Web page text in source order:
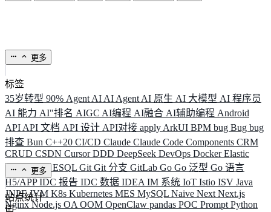
更多
标签
35岁转型 90% Agent AI AI Agent AI 原生 AI 大模型 AI 程序员
AI 能力 AI"排名 AIGC AI编程 AI融合 AI辅助编程 Android
API API 文档 API 设计 API对接 apply ArkUI BPM bug Bug bug
排查 Bun C++20 CI/CD Claude Claude Code Components CRM
CRUD CSDN CursorDDD DeepSeek DevOps DockerElastic
ELK ElysiaESQL Git Git 分支 GitLab Go Go 泛型 Go 语言
H5/APPIDC 报告 IDC 数据 IDEA IM 系统 IoT Istio ISV Java
JNPFJVM K8s Kubernetes MES MySQL Naive Next Next.js
NginxNode.js OA OOM OpenClaw pandas POC Prompt Python
更多
站点统计